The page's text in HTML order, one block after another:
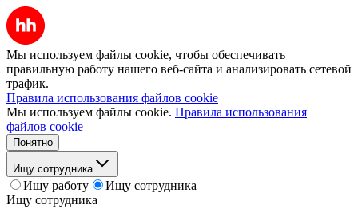
Мы используем файлы cookie, чтобы обеспечивать
правильную работу нашего веб-сайта и анализировать сетевой
трафик.
Правила использования файлов cookie
Мы используем файлы cookie. Правила использования
файлов cookie
Понятно
Ищу сотрудника
Ищу работу
Ищу сотрудника
Ищу сотрудника